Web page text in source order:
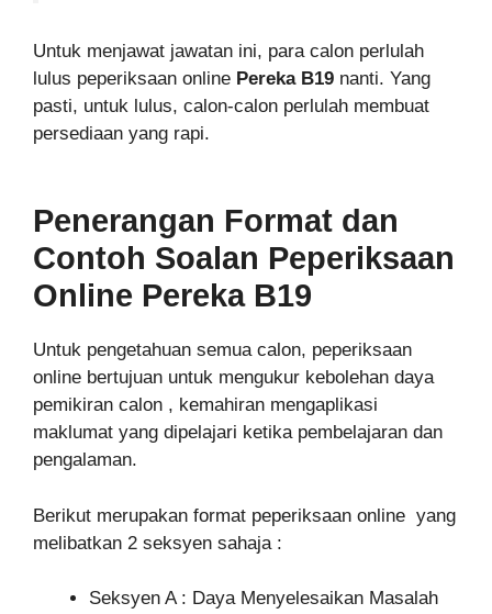
Untuk menjawat jawatan ini, para calon perlulah
lulus peperiksaan online Pereka B19 nanti. Yang
pasti, untuk lulus, calon-calon perlulah membuat
persediaan yang rapi.
Penerangan Format dan
Contoh Soalan Peperiksaan
Online Pereka B19
Untuk pengetahuan semua calon, peperiksaan
online bertujuan untuk mengukur kebolehan daya
pemikiran calon , kemahiran mengaplikasi
maklumat yang dipelajari ketika pembelajaran dan
pengalaman.
Berikut merupakan format peperiksaan online yang
melibatkan 2 seksyen sahaja :
Seksyen A : Daya Menyelesaikan Masalah